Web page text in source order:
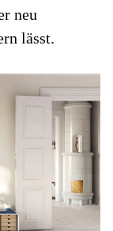
neu
lässt.